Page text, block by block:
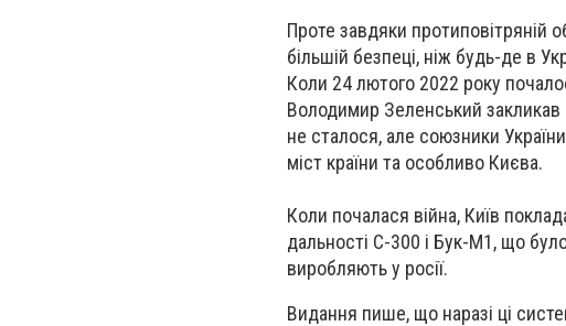
Проте завдяки протиповітряній
більшій безпеці, ніж будь-де в
Коли 24 лютого 2022 року
Володимир Зеленський закликав
не сталося, але союзники
міст країни та особливо Києва.
Коли почалася війна, Київ
дальності С-300 і Бук-М1, що
виробляють у росії.
Видання пише, що наразі ці